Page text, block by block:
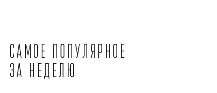
Самое популярное
за неделю